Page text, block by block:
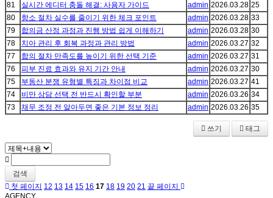
81 실시간 에디터 충돌 해결: 사용자 가이드 admin 2026.03.28 25
80
항소 절차 실수를 줄이기 위한 체크 포인트 admin 2026.03.28 33
79
합의금 산정 과정과 진행 방법 쉽게 이해하기 admin 2026.03.28 30
78
치아 관리 후 회복 과정과 관리 방법 admin 2026.03.27 32
77
합의 절차 만족도를 높이기 위한 선택 기준 admin 2026.03.27 31
76
피부 진료 효과와 유지 기간 안내 admin 2026.03.27 30
75
부동산 분쟁 유형별 특징과 차이점 비교 admin 2026.03.27 41
74
비만 상담 선택 전 반드시 확인할 부분 admin 2026.03.26 34
73
채무 조정 전 알아두면 좋은 기본 정보 정리 admin 2026.03.26 35
쓰기 태그
검색
첫 페이지 12 13 14 15 16 17 18 19 20 21 끝 페이지
AGENCY